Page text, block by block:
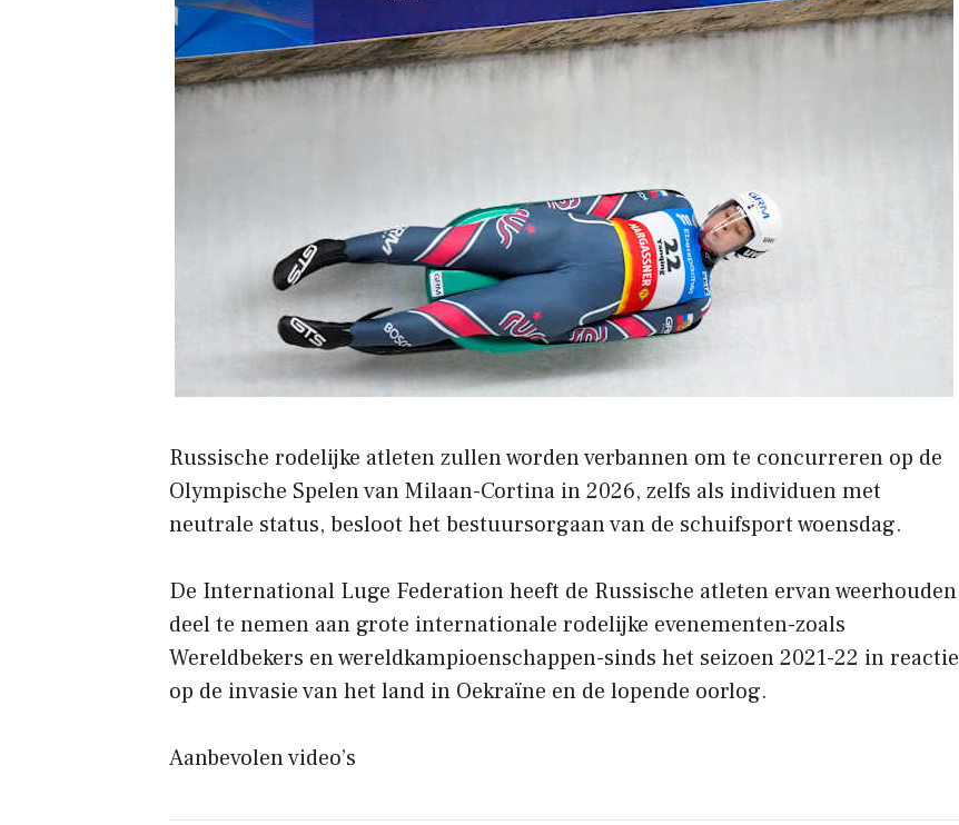
Russische rodelijke atleten zullen worden verbannen om te concurreren op de
Olympische Spelen van Milaan-Cortina in 2026, zelfs als individuen met
neutrale status, besloot het bestuursorgaan van de schuifsport woensdag.
De International Luge Federation heeft de Russische atleten ervan weerhouden
deel te nemen aan grote internationale rodelijke evenementen-zoals
Wereldbekers en wereldkampioenschappen-sinds het seizoen 2021-22 in reactie
op de invasie van het land in Oekraïne en de lopende oorlog.
Aanbevolen video’s